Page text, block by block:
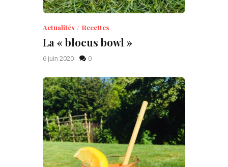
Actualités Recettes
La « blocus bowl »
6 juin 2020 0